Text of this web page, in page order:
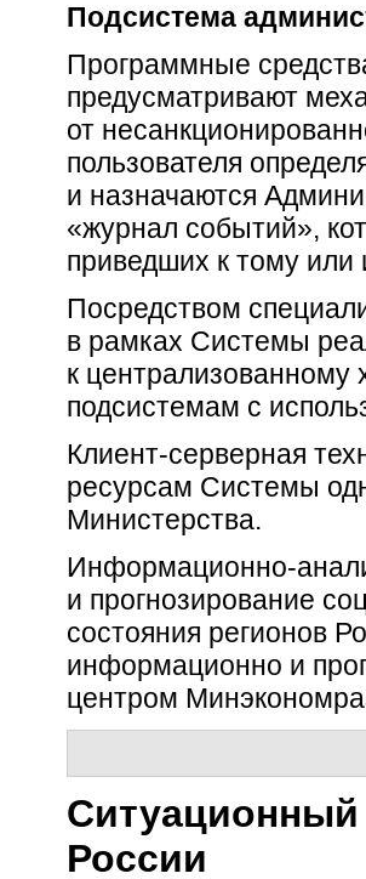
Подсистема
Программные
предусматривают
от
пользователя
и назначаются
«журнал событий»,
приведших к тому
Посредством
в рамках Системы
к
подсистемам с
Клиент-серверная
ресурсам Системы
Министерства.
Информационно-
и прогнозирование
состояния регионов
информационно и
центром
России